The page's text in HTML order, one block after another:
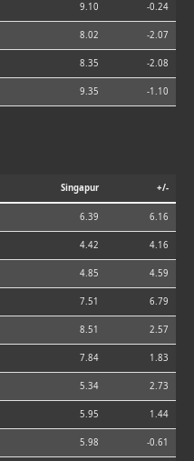
9.10 -0.24
8.02 -2.07
8.35 -2.08
9.35 -1.10
Singapur +/-
6.39 6.16
4.42 4.16
4.85 4.59
7.51 6.79
8.51 2.57
7.84 1.83
5.34 2.73
5.95 1.44
5.98 -0.61